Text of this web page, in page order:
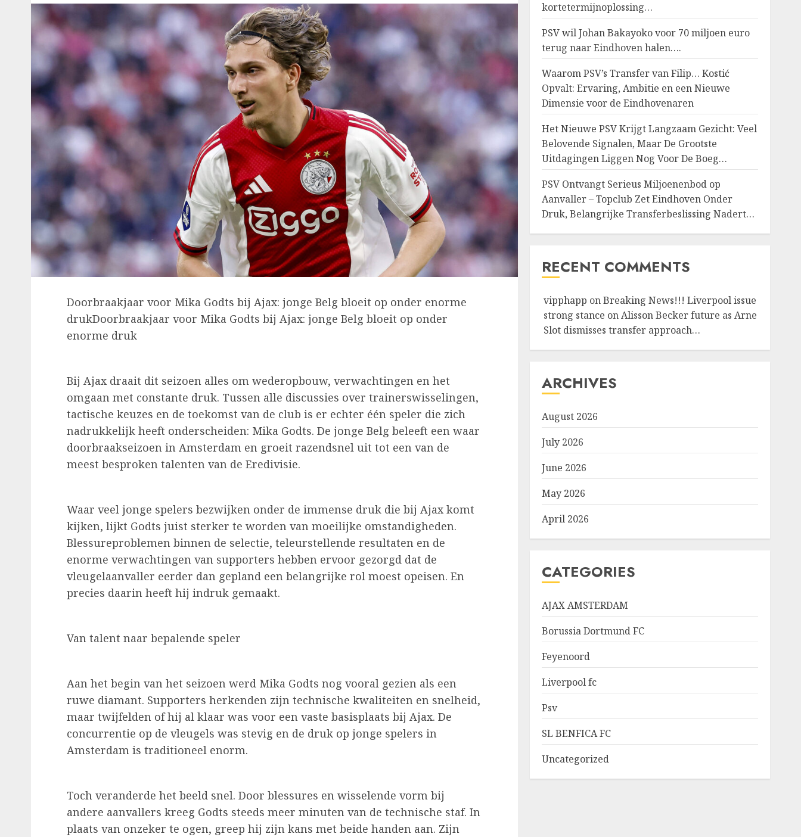
Doorbraakjaar voor Mika Godts bij Ajax: jonge Belg bloeit op onder enorme
drukDoorbraakjaar voor Mika Godts bij Ajax: jonge Belg bloeit op onder
enorme druk
Bij Ajax draait dit seizoen alles om wederopbouw, verwachtingen en het
omgaan met constante druk. Tussen alle discussies over trainerswisselingen,
tactische keuzes en de toekomst van de club is er echter één speler die zich
nadrukkelijk heeft onderscheiden: Mika Godts. De jonge Belg beleeft een waar
doorbraakseizoen in Amsterdam en groeit razendsnel uit tot een van de
meest besproken talenten van de Eredivisie.
Waar veel jonge spelers bezwijken onder de immense druk die bij Ajax komt
kijken, lijkt Godts juist sterker te worden van moeilijke omstandigheden.
Blessureproblemen binnen de selectie, teleurstellende resultaten en de
enorme verwachtingen van supporters hebben ervoor gezorgd dat de
vleugelaanvaller eerder dan gepland een belangrijke rol moest opeisen. En
precies daarin heeft hij indruk gemaakt.
Van talent naar bepalende speler
Aan het begin van het seizoen werd Mika Godts nog vooral gezien als een
ruwe diamant. Supporters herkenden zijn technische kwaliteiten en snelheid,
maar twijfelden of hij al klaar was voor een vaste basisplaats bij Ajax. De
concurrentie op de vleugels was stevig en de druk op jonge spelers in
Amsterdam is traditioneel enorm.
Toch veranderde het beeld snel. Door blessures en wisselende vorm bij
andere aanvallers kreeg Godts steeds meer minuten van de technische staf. In
plaats van onzeker te ogen, greep hij zijn kans met beide handen aan. Zijn
kortetermijnoplossing…
PSV wil Johan Bakayoko voor 70 miljoen euro
terug naar Eindhoven halen….
Waarom PSV’s Transfer van Filip… Kostić
Opvalt: Ervaring, Ambitie en een Nieuwe
Dimensie voor de Eindhovenaren
Het Nieuwe PSV Krijgt Langzaam Gezicht: Veel
Belovende Signalen, Maar De Grootste
Uitdagingen Liggen Nog Voor De Boeg…
PSV Ontvangt Serieus Miljoenenbod op
Aanvaller – Topclub Zet Eindhoven Onder
Druk, Belangrijke Transferbeslissing Nadert…
RECENT COMMENTS
vipphapp onBreaking News!!! Liverpool issue
strong stance on Alisson Becker future as Arne
Slot dismisses transfer approach…
ARCHIVES
August 2026
July 2026
June 2026
May 2026
April 2026
CATEGORIES
AJAX AMSTERDAM
Borussia Dortmund FC
Feyenoord
Liverpool fc
Psv
SL BENFICA FC
Uncategorized